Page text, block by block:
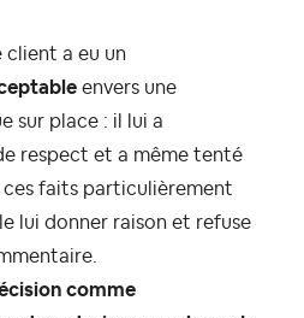
client a eu un
envers une
sur place : il lui a
respect et a même tenté
faits particulièrement
lui donner raison et refuse
comme